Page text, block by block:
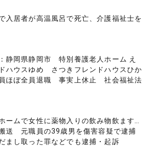
入居者が高温風呂で死亡、介護福祉士を
静岡県静岡市 特別養護老人ホーム え
ハウスゆめ さつきフレンドハウスひか
ぼ全員退職 事実上休止 社会福祉法
ームで女性に薬物入りの飲み物飲ます…
送 元職員の39歳男を傷害容疑で逮捕
まし取った罪などでも逮捕・起訴